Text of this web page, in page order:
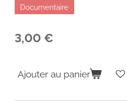
Documentaire
3,00 €
Ajouter au panier